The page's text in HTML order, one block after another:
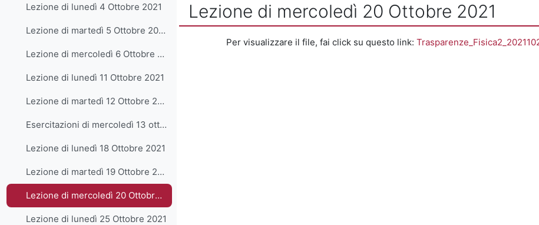
Lezione di lunedì 4 Ottobre 2021
Lezione di martedì 5 Ottobre 2021
Lezione di mercoledì 6 Ottobre 2021
Lezione di lunedì 11 Ottobre 2021
Lezione di martedì 12 Ottobre 2021
Esercitazioni di mercoledì 13 ottobre 2021
Lezione di lunedì 18 Ottobre 2021
Lezione di martedì 19 Ottobre 2021
Lezione di mercoledì 20 Ottobre 2021
Lezione di lunedì 25 Ottobre 2021
Lezione di mercoledì 20 Ottobre 2021
Aggregazione dei criteri
Per visualizzare il file, fai click su questo link: